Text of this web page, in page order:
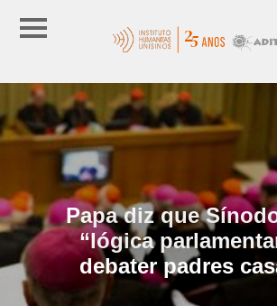
Papa diz que
“lógica
debater padres